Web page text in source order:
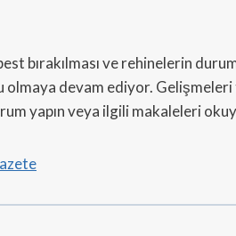
bırakılması ve rehinelerin
olmaya devam ediyor.
yapın veya ilgili makaleleri